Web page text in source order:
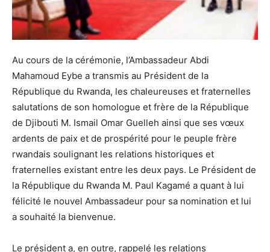
Au cours de la cérémonie, l’Ambassadeur Abdi
Mahamoud Eybe a transmis au Président de la
République du Rwanda, les chaleureuses et fraternelles
salutations de son homologue et frère de la République
de Djibouti M. Ismail Omar Guelleh ainsi que ses vœux
ardents de paix et de prospérité pour le peuple frère
rwandais soulignant les relations historiques et
fraternelles existant entre les deux pays. Le Président de
la République du Rwanda M. Paul Kagamé a quant à lui
félicité le nouvel Ambassadeur pour sa nomination et lui
a souhaité la bienvenue.
Le président a, en outre, rappelé les relations